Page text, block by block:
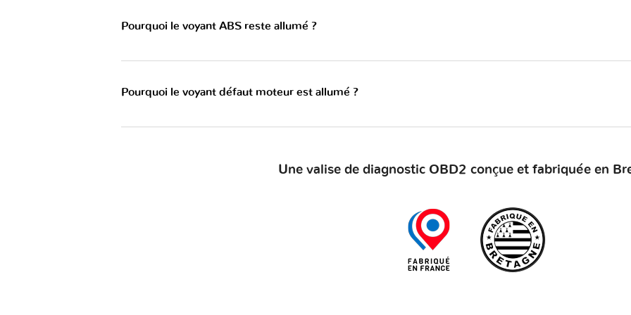
Pourquoi le voyant ABS reste allumé ?
Pourquoi le voyant défaut moteur est allumé ?
Une valise de diagnostic OBD2 conçue et fabriquée en